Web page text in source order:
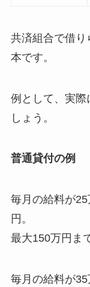
共済組合で借り
本です。
例として、実際
しょう。
普通貸付の例
毎月の給料が
円。
最大150万円ま
毎月の給料が